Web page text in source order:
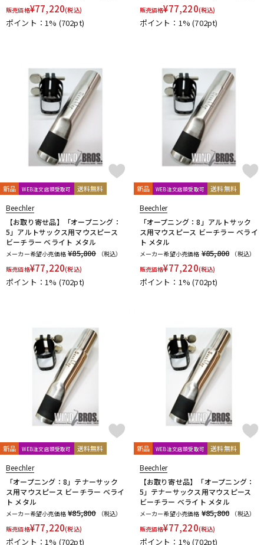
販売価格¥77,220(税込)
ポイント：1% (702pt)
販売価格¥77,220(税込)
ポイント：1%(702pt)
新品 WEB注文店頭受取可 送料無料
Beechler
【お取り寄せ品】「オープニング：
5」アルトサックス用マウスピース
ビーチラー ベライト メタル
メーカー希望小売価格 ¥85,800
（税込）
販売価格¥77,220(税込)
ポイント：1% (702pt)
新品 WEB注文店頭受取可 送料無料
Beechler
「オープニング：8」アルトサック
ス用マウスピース ビーチラー ベライ
ト メタル
メーカー希望小売価格 ¥85,800
（税込）
販売価格¥77,220(税込)
ポイント：1%(702pt)
新品 WEB注文店頭受取可 送料無料
Beechler
「オープニング：8」テナーサック
ス用マウスピース ビーチラー ベライ
ト メタル
メーカー希望小売価格 ¥85,800
（税込）
販売価格¥77,220(税込)
ポイント：1% (702pt)
新品 WEB注文店頭受取可 送料無料
Beechler
【お取り寄せ品】「オープニング：
5」テナーサックス用マウスピース
ビーチラー ベライト メタル
メーカー希望小売価格 ¥85,800
（税込）
販売価格¥77,220(税込)
ポイント：1%(702pt)